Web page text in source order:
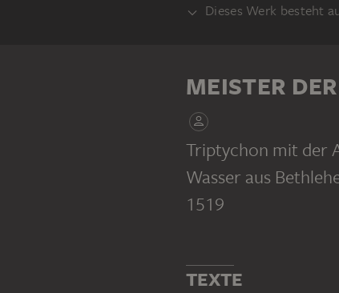
Dieses Werk besteht
MEISTER
Triptychon mit der
Wasser aus
1519
TEXTE